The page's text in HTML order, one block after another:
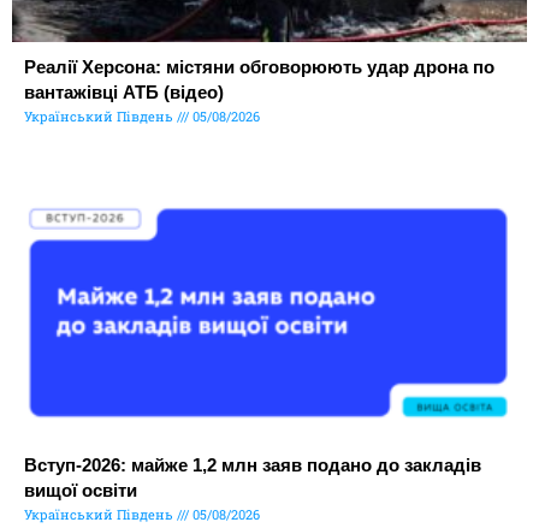
Реалії Херсона: містяни обговорюють удар дрона по
вантажівці АТБ (відео)
Український Південь 05/08/2026
Вступ-2026: майже 1,2 млн заяв подано до закладів
вищої освіти
Український Південь 05/08/2026